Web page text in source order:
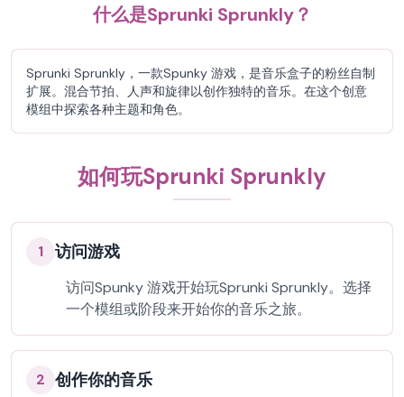
什么是Sprunki Sprunkly？
Sprunki Sprunkly，一款Spunky 游戏，是音乐盒子的粉丝自制
扩展。混合节拍、人声和旋律以创作独特的音乐。在这个创意
模组中探索各种主题和角色。
如何玩Sprunki Sprunkly
1 访问游戏
访问Spunky 游戏开始玩Sprunki Sprunkly。选择
一个模组或阶段来开始你的音乐之旅。
2 创作你的音乐